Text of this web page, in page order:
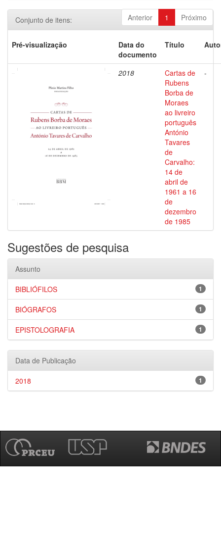
Anterior 1 Próximo
Conjunto de itens:
Pré-visualização
Data do
documento
Título
2018
Cartas de
Rubens
Borba de
Moraes
ao livreiro
português
António
Tavares
de
Carvalho:
14 de
abril de
1961 a 16
de
dezembro
de 1985
-
Sugestões de pesquisa
Assunto
1
BIBLIÓFILOS
1
BIÓGRAFOS
1
EPISTOLOGRAFIA
Data de Publicação
1
2018